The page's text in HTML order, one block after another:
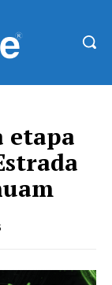
etapa